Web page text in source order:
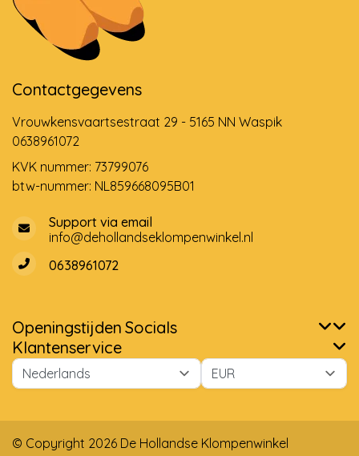
Contactgegevens
Vrouwkensvaartsestraat 29 - 5165 NN Waspik
0638961072
KVK nummer: 73799076
btw-nummer: NL859668095B01
Support via email
info@dehollandseklompenwinkel.nl
0638961072
Openingstijden Socials
Klantenservice
© Copyright 2026 De Hollandse Klompenwinkel